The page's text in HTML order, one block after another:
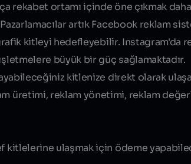
rekabet ortamı içinde öne çıkmak
artık Facebook reklam
kitleyi hedefleyebilir. Instagram'da
büyük bir güç sağlamaktadır.
kitlenize direkt olarak
üretimi, reklam yönetimi, reklam
kitlelerine ulaşmak için ödeme